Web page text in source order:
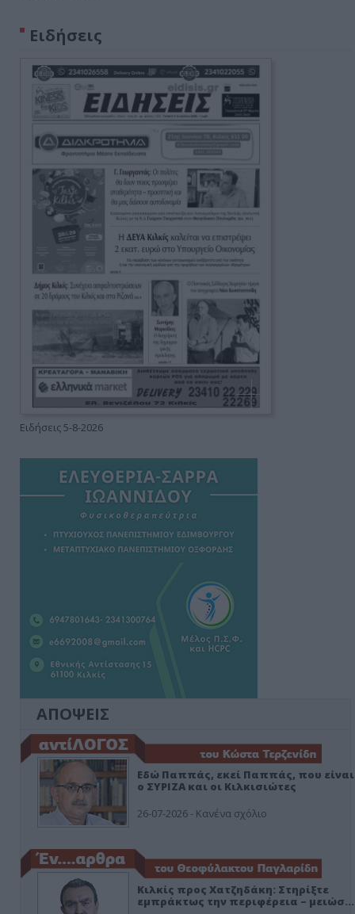
Ειδήσεις
Ειδήσεις 5-8-2026
ΑΠΟΨΕΙΣ
Εδώ Παππάς, εκεί Παππάς, που είναι
ο ΣΥΡΙΖΑ και οι Κιλκισιώτες
26-07-2026 - Κανένα σχόλιο
Κιλκίς προς Χατζηδάκη: Στηρίξτε
εμπράκτως την περιφέρεια – μειώσ…